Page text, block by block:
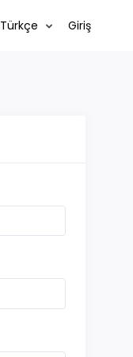
Türkçe Giriş